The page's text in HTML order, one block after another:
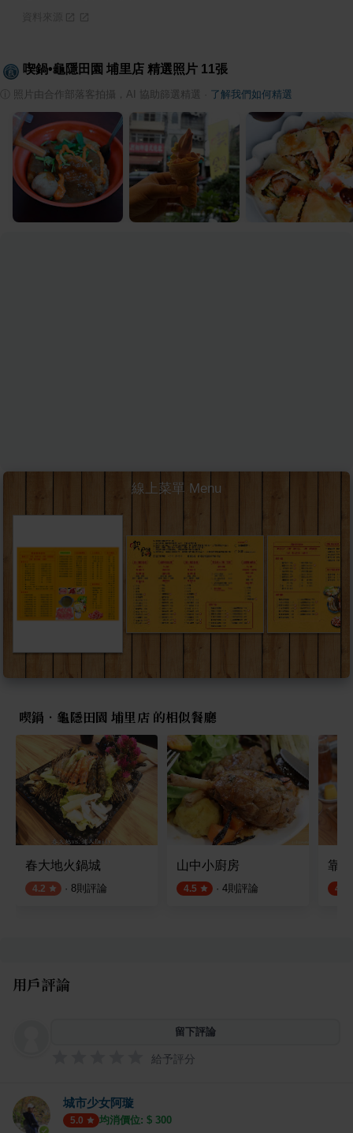
喫鍋•龜隱田園 埔里店 精選照片 11張
照片由合作部落客拍攝，AI 協助篩選精選 了解我們如何精選
線上菜單 Menu
喫鍋•龜隱田園 埔里店 的相似餐廳
春大地火鍋城
4.2 · 8則評論
山中小廚房
4.5 · 4則評論
靠
4.5
用戶評論
留下評論
給予評分
城市少女阿璇
5.0 均消價位: $ 300